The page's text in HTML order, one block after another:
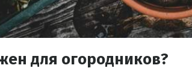
для огородников?